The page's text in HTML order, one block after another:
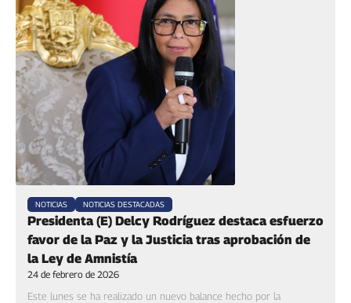
NOTICIAS NOTICIAS DESTACADAS
Presidenta (E) Delcy Rodríguez destaca esfuerzo
favor de la Paz y la Justicia tras aprobación de
la Ley de Amnistía
24 de febrero de 2026
Este lunes se ha realizado un nuevo balance hecho por la